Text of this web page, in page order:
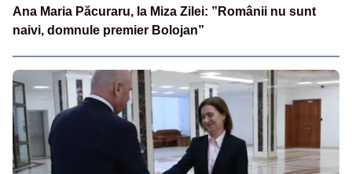
Ana Maria Păcuraru, la Miza Zilei: ”Românii nu sunt
naivi, domnule premier Bolojan”